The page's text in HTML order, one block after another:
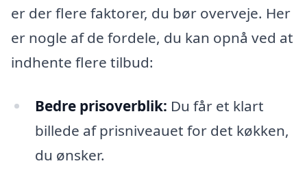
er der flere faktorer, du bør overveje. Her
er nogle af de fordele, du kan opnå ved at
indhente flere tilbud:
Bedre prisoverblik: Du får et klart
billede af prisniveauet for det køkken,
du ønsker.